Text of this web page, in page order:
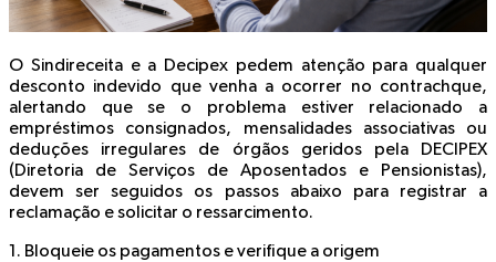
O Sindireceita e a Decipex pedem atenção para qualquer
desconto indevido que venha a ocorrer no contrachque,
alertando que se o problema estiver relacionado a
empréstimos consignados, mensalidades associativas ou
deduções irregulares de órgãos geridos pela DECIPEX
(Diretoria de Serviços de Aposentados e Pensionistas),
devem ser seguidos os passos abaixo para registrar a
reclamação e solicitar o ressarcimento.
1. Bloqueie os pagamentos e verifique a origem